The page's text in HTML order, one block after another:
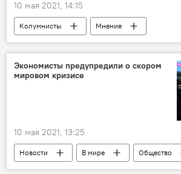
10 мая 2021, 14:15
Колумнисты Мнение
Экономисты предупредили о скором
мировом кризисе
10 мая 2021, 13:25
Новости В мире
Общество
Экономика